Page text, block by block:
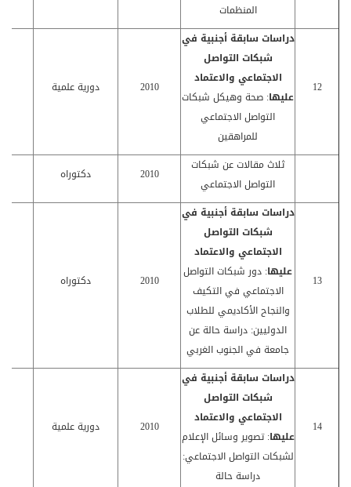
المنظمات
12
دراسات سابقة أجنبية في
شبكات التواصل
الاجتماعي والاعتماد
عليها: صحة وهيكل شبكات
التواصل الاجتماعي
للمراهقين
2010 دورية علمية
ثلاث مقالات عن شبكات
التواصل الاجتماعي
2010 دكتوراه
13
دراسات سابقة أجنبية في
شبكات التواصل
الاجتماعي والاعتماد
عليها: دور شبكات التواصل
الاجتماعي في التكيف
والنجاح الأكاديمي للطلاب
الدوليين: دراسة حالة عن
جامعة في الجنوب الغربي
2010 دكتوراه
14
دراسات سابقة أجنبية في
شبكات التواصل
الاجتماعي والاعتماد
عليها: تصوير وسائل الإعلام
لشبكات التواصل الاجتماعي:
دراسة حالة
2010 دورية علمية